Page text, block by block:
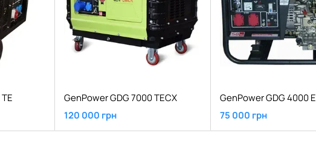
ТЕ
GenPower GDG 7000 TECX
120 000 грн
GenPower GDG 4000 E
75 000 грн